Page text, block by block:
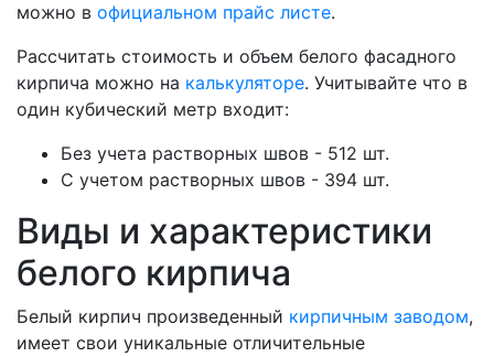
можно в официальном прайс листе.
Рассчитать стоимость и объем белого фасадного
кирпича можно на калькуляторе. Учитывайте что в
один кубический метр входит:
Без учета растворных швов - 512 шт.
С учетом растворных швов - 394 шт.
Виды и характеристики
белого кирпича
Белый кирпич произведенный кирпичным заводом,
имеет свои уникальные отличительные